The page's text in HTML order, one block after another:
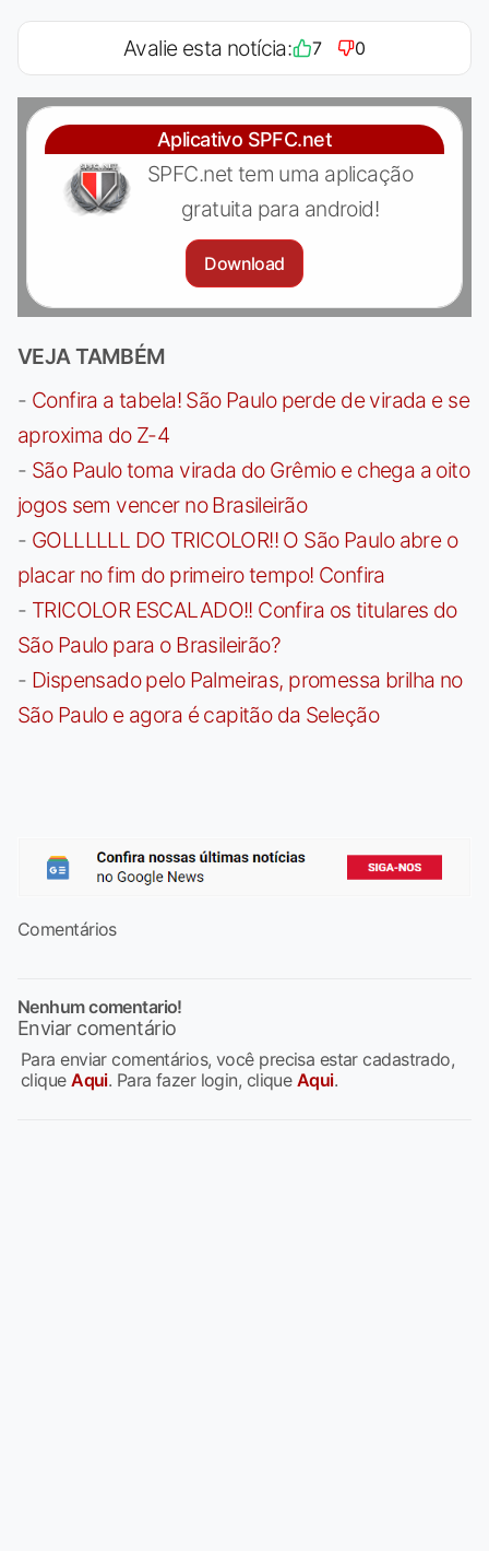
Avalie esta notícia: 7 0
Aplicativo SPFC.net
SPFC.net tem uma aplicação
gratuita para android!
Download
VEJA TAMBÉM
- Confira a tabela! São Paulo perde de virada e se
aproxima do Z-4
- São Paulo toma virada do Grêmio e chega a oito
jogos sem vencer no Brasileirão
- GOLLLLLL DO TRICOLOR!! O São Paulo abre o
placar no fim do primeiro tempo! Confira
- TRICOLOR ESCALADO!! Confira os titulares do
São Paulo para o Brasileirão?
- Dispensado pelo Palmeiras, promessa brilha no
São Paulo e agora é capitão da Seleção
Comentários
Nenhum comentario!
Enviar comentário
Para enviar comentários, você precisa estar cadastrado,
cliqueAqui. Para fazer login, clique Aqui.